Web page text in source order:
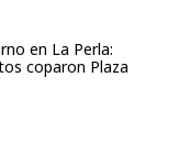
en La Perla:
coparon Plaza